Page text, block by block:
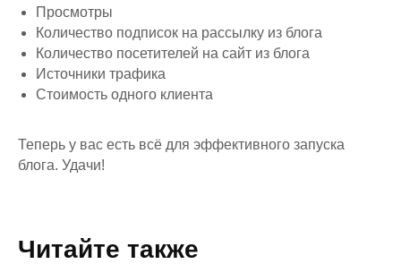
Просмотры
Количество подписок на рассылку из блога
Количество посетителей на сайт из блога
Источники трафика
Стоимость одного клиента
Теперь у вас есть всё для эффективного запуска
блога. Удачи!
Читайте также